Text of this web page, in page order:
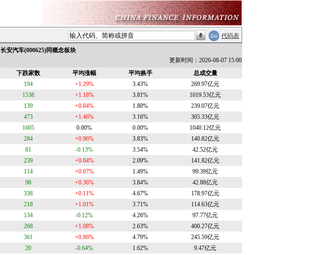
代码表
长安汽车(000625)同概念板块
更新时间：2026-08-07 15:00
下跌家数 平均涨幅 平均换手
总成交量
194 +1.29% 3.43%
269.97亿元
1538 +1.18% 3.81%
1019.53亿元
139 +0.84% 1.80%
239.07亿元
473 +1.46% 3.16%
305.33亿元
1605 0.00% 0.00%
1040.12亿元
284 +0.96% 3.83%
140.82亿元
81 -0.13% 3.54%
42.52亿元
239 +0.04% 2.09%
141.82亿元
114 +0.07% 1.49%
99.39亿元
98 +0.36% 3.84%
42.88亿元
338 +0.11% 4.67%
178.97亿元
218 +1.01% 3.71%
114.63亿元
134 -0.12% 4.26%
97.77亿元
268 +1.08% 2.63%
400.27亿元
361 +0.86% 4.79%
245.59亿元
20 -0.64% 1.62%
9.47亿元